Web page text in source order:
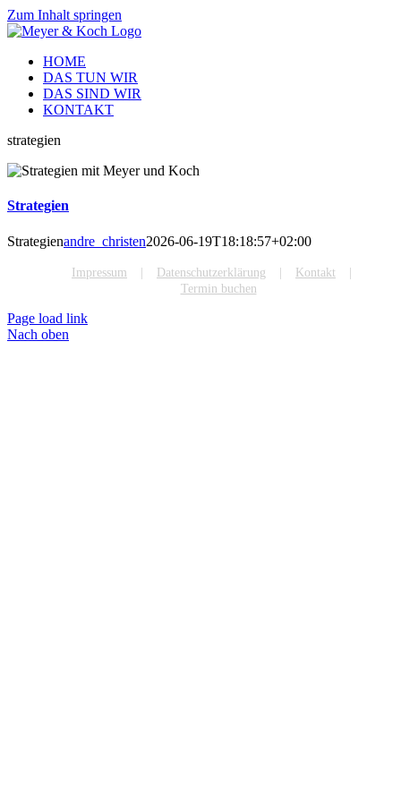
Zum Inhalt springen
HOME
DAS TUN WIR
DAS SIND WIR
KONTAKT
strategien
Strategien
Strategienandre_christen2026-06-19T18:18:57+02:00
Impressum Datenschutzerklärung
Kontakt
Termin buchen
Page load link
Nach oben